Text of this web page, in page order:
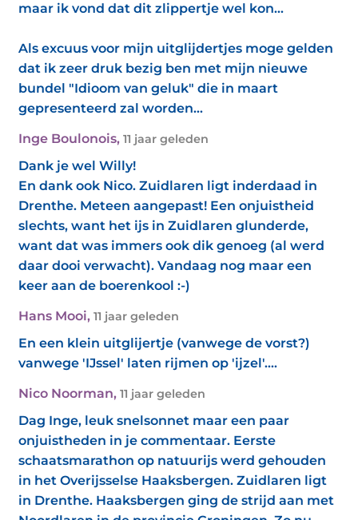
maar ik vond dat dit zlippertje wel kon...
Als excuus voor mijn uitglijdertjes moge gelden
dat ik zeer druk bezig ben met mijn nieuwe
bundel "Idioom van geluk" die in maart
gepresenteerd zal worden...
Inge Boulonois, 11 jaar geleden
Dank je wel Willy!
En dank ook Nico. Zuidlaren ligt inderdaad in
Drenthe. Meteen aangepast! Een onjuistheid
slechts, want het ijs in Zuidlaren glunderde,
want dat was immers ook dik genoeg (al werd
daar dooi verwacht). Vandaag nog maar een
keer aan de boerenkool :-)
Hans Mooi, 11 jaar geleden
En een klein uitglijertje (vanwege de vorst?)
vanwege 'IJssel' laten rijmen op 'ijzel'....
Nico Noorman, 11 jaar geleden
Dag Inge, leuk snelsonnet maar een paar
onjuistheden in je commentaar. Eerste
schaatsmarathon op natuurijs werd gehouden
in het Overijsselse Haaksbergen. Zuidlaren ligt
in Drenthe. Haaksbergen ging de strijd aan met